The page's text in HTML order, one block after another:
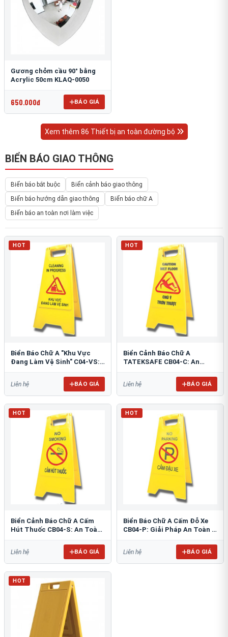
Gương chỏm cầu 90° bằng
Acrylic 50cm KLAQ-0050
650.000đ BÁO GIÁ
Xem thêm 86 Thiết bị an toàn đường bộ
BIỂN BÁO GIAO THÔNG
Biển báo bắt buộc
Biển cảnh báo giao thông
Biển báo hướng dẫn giao thông
Biển báo chữ A
Biển báo an toàn nơi làm việc
HOT
Biển Báo Chữ A "Khu Vực
Đang Làm Vệ Sinh" C04-VS:
Liên hệ BÁO GIÁ
HOT
Biển Cảnh Báo Chữ A
TATEKSAFE CB04-C: An
Liên hệ BÁO GIÁ
HOT
Biển Cảnh Báo Chữ A Cấm
Hút Thuốc CB04-S: An Toàn
Liên hệ BÁO GIÁ
HOT
Biển Báo Chữ A Cấm Đỗ Xe
CB04-P: Giải Pháp An Toàn &
Liên hệ BÁO GIÁ
HOT